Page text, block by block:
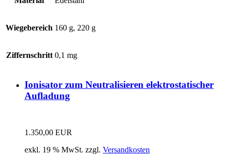
Wiegebereich 160 g, 220 g
Ziffernschritt 0,1 mg
Ionisator zum Neutralisieren elektrostatischer
Aufladung
1.350,00 EUR
exkl. 19 % MwSt. zzgl. Versandkosten